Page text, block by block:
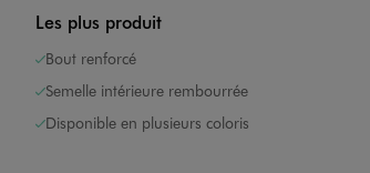
Les plus produit
Bout renforcé
Semelle intérieure rembourrée
Disponible en plusieurs coloris